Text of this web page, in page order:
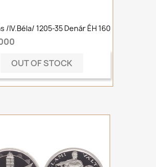
/IV.Béla/ 1205-35 Denár ÉH 160
OUT OF STOCK